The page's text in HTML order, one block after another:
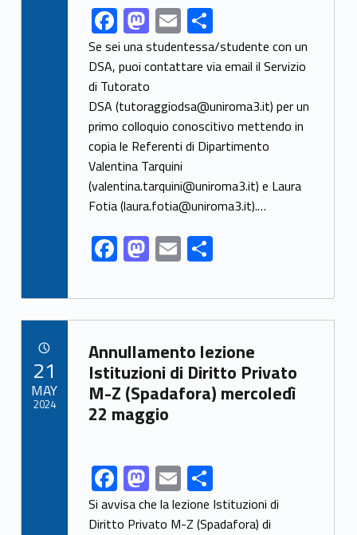
Link identifier share facebook archive #share-link-archive-96812F
ac
e
b
o
o
k
M
as
to
d
o
n
E
m
ai
l
S
h
ar
e
Se sei una studentessa/studente con un
DSA, puoi contattare via email il Servizio
di Tutorato
DSA (tutoraggiodsa@uniroma3.it) per un
primo colloquio conoscitivo mettendo in
copia le Referenti di Dipartimento
Valentina Tarquini
(valentina.tarquini@uniroma3.it) e Laura
Fotia (laura.fotia@uniroma3.it).…
F
ac
e
b
o
o
k
M
as
to
d
o
n
E
m
ai
l
S
ar
e
Link identifier archive #link-archive-7181
Annullamento lezione
Istituzioni di Diritto Privato
M-Z (Spadafora) mercoledì
22 maggio
Link identifier share facebook archive #share-link-archive-5912F
ac
M
as
E
m
S
h
Si avvisa che la lezione Istituzioni di
Diritto Privato M-Z (Spadafora) di
21
MAY
2024